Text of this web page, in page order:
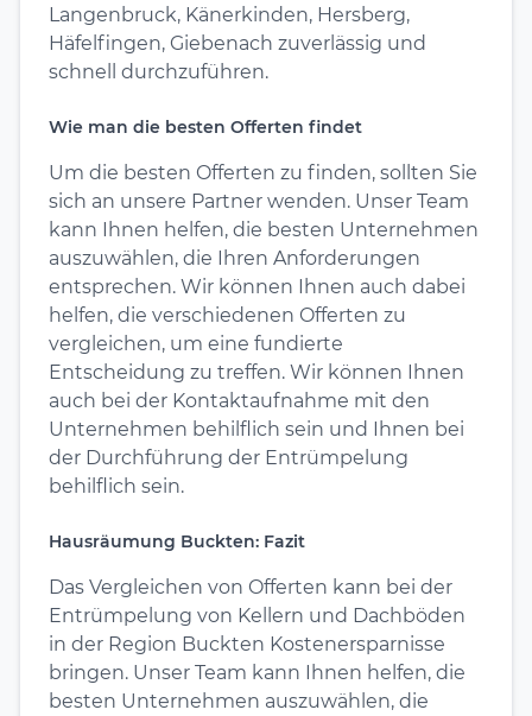
Langenbruck, Känerkinden, Hersberg,
Häfelfingen, Giebenach zuverlässig und
schnell durchzuführen.
Wie man die besten Offerten findet
Um die besten Offerten zu finden, sollten Sie
sich an unsere Partner wenden. Unser Team
kann Ihnen helfen, die besten Unternehmen
auszuwählen, die Ihren Anforderungen
entsprechen. Wir können Ihnen auch dabei
helfen, die verschiedenen Offerten zu
vergleichen, um eine fundierte
Entscheidung zu treffen. Wir können Ihnen
auch bei der Kontaktaufnahme mit den
Unternehmen behilflich sein und Ihnen bei
der Durchführung der Entrümpelung
behilflich sein.
Hausräumung Buckten: Fazit
Das Vergleichen von Offerten kann bei der
Entrümpelung von Kellern und Dachböden
in der Region Buckten Kostenersparnisse
bringen. Unser Team kann Ihnen helfen, die
besten Unternehmen auszuwählen, die